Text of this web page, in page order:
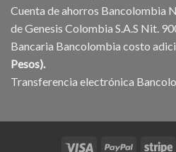
Cuenta de ahorros Bancolombia
de Genesis Colombia S.A.S Nit.
Bancaria Bancolombia costo
Pesos).
Transferencia electrónica